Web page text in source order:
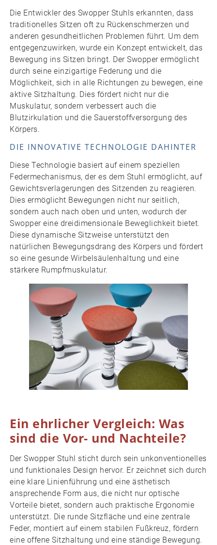
Die Entwickler des Swopper Stuhls erkannten, dass
traditionelles Sitzen oft zu Rückenschmerzen und
anderen gesundheitlichen Problemen führt. Um dem
entgegenzuwirken, wurde ein Konzept entwickelt, das
Bewegung ins Sitzen bringt. Der Swopper ermöglicht
durch seine einzigartige Federung und die
Möglichkeit, sich in alle Richtungen zu bewegen, eine
aktive Sitzhaltung. Dies fördert nicht nur die
Muskulatur, sondern verbessert auch die
Blutzirkulation und die Sauerstoffversorgung des
Körpers.
DIE INNOVATIVE TECHNOLOGIE DAHINTER
Diese Technologie basiert auf einem speziellen
Federmechanismus, der es dem Stuhl ermöglicht, auf
Gewichtsverlagerungen des Sitzenden zu reagieren.
Dies ermöglicht Bewegungen nicht nur seitlich,
sondern auch nach oben und unten, wodurch der
Swopper eine dreidimensionale Beweglichkeit bietet.
Diese dynamische Sitzweise unterstützt den
natürlichen Bewegungsdrang des Körpers und fördert
so eine gesunde Wirbelsäulenhaltung und eine
stärkere Rumpfmuskulatur.
Ein ehrlicher Vergleich: Was
sind die Vor- und Nachteile?
Der Swopper Stuhl sticht durch sein unkonventionelles
und funktionales Design hervor. Er zeichnet sich durch
eine klare Linienführung und eine ästhetisch
ansprechende Form aus, die nicht nur optische
Vorteile bietet, sondern auch praktische Ergonomie
unterstützt. Die runde Sitzfläche und eine zentrale
Feder, montiert auf einem stabilen Fußkreuz, fördern
eine offene Sitzhaltung und eine ständige Bewegung.